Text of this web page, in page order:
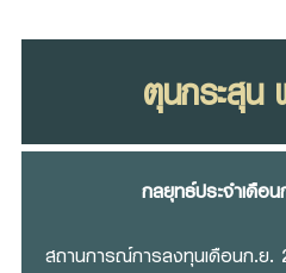
Foreigners
ตุนกระสุน
กลยุทธ์ประจำเดือ
สถานการณ์การลงทุนเดือนก.ย.